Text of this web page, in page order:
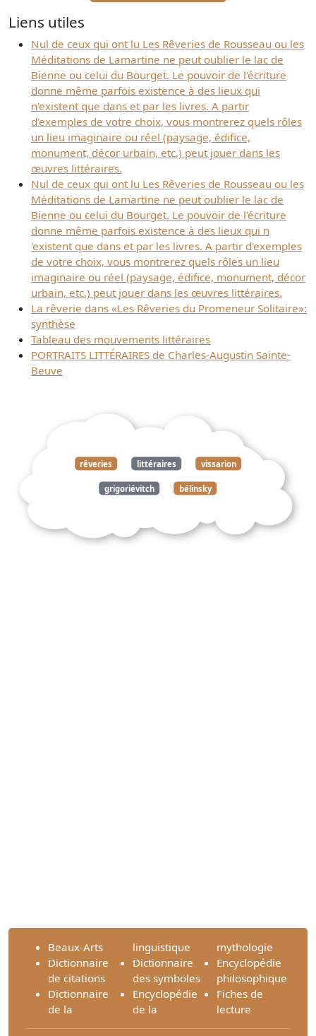
Liens utiles
Nul de ceux qui ont lu Les Rêveries de Rousseau ou les
Méditations de Lamartine ne peut oublier le lac de
Bienne ou celui du Bourget. Le pouvoir de l'écriture
donne même parfois existence à des lieux qui
n'existent que dans et par les livres. A partir
d'exemples de votre choix, vous montrerez quels rôles
un lieu imaginaire ou réel (paysage, édifice,
monument, décor urbain, etc.) peut jouer dans les
œuvres littéraires.
Nul de ceux qui ont lu Les Rêveries de Rousseau ou les
Méditations de Lamartine ne peut oublier le lac de
Bienne ou celui du Bourget. Le pouvoir de l'écriture
donne même parfois existence à des lieux qui n
'existent que dans et par les livres. A partir d'exemples
de votre choix, vous montrerez quels rôles un lieu
imaginaire ou réel (paysage, édifice, monument, décor
urbain, etc.) peut jouer dans les œuvres littéraires.
La rêverie dans «Les Rêveries du Promeneur Solitaire»:
synthèse
Tableau des mouvements littéraires
PORTRAITS LITTÉRAIRES de Charles-Augustin Sainte-
Beuve
rêveries littéraires vissarion
grigoriévitch bélinsky
Beaux-Arts
Dictionnaire
de citations
Dictionnaire
de la
linguistique
Dictionnaire
des symboles
Encyclopédie
de la
mythologie
Encyclopédie
philosophique
Fiches de
lecture